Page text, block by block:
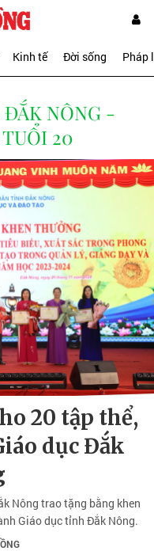
Kinh tế Đời sống Pháp
ĐẮK NÔNG -
20
20 tập thể,
dục Đắk
Nông trao tặng bằng khen
Giáo dục tỉnh Đắk Nông.